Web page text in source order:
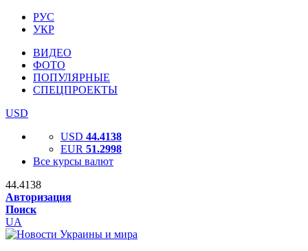
РУС
УКР
ВИДЕО
ФОТО
ПОПУЛЯРНЫЕ
СПЕЦПРОЕКТЫ
USD
USD 44.4138
EUR 51.2998
Все курсы валют
44.4138
Авторизация
Поиск
UA